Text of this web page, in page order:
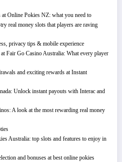
Online Pokies NZ: what you need to
real money slots that players are raving
privacy tips & mobile experience
Fair Go Casino Australia: What every player
and exciting rewards at Instant
Unlock instant payouts with Interac and
A look at the most rewarding real money
Australia: top slots and features to enjoy in
and bonuses at best online pokies